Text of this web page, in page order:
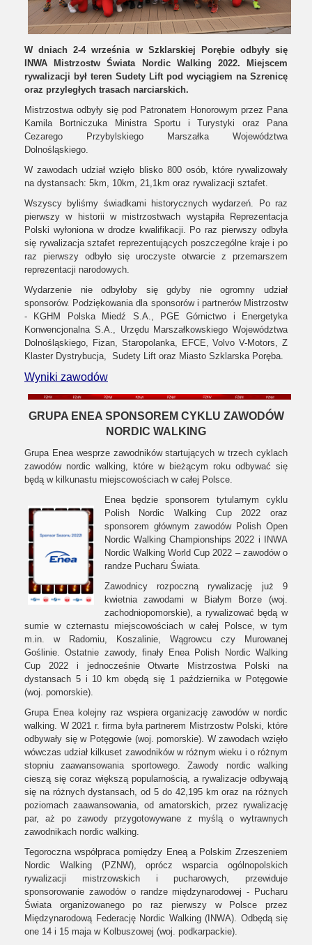
W dniach 2-4 września w Szklarskiej Porębie odbyły się
INWA Mistrzostw Świata Nordic Walking 2022. Miejscem
rywalizacji był teren Sudety Lift pod wyciągiem na Szrenicę
oraz przyległych trasach narciarskich.
Mistrzostwa odbyły się pod Patronatem Honorowym przez Pana
Kamila Bortniczuka Ministra Sportu i Turystyki oraz Pana
Cezarego Przybylskiego Marszałka Województwa
Dolnośląskiego.
W zawodach udział wzięło blisko 800 osób, które rywalizowały
na dystansach: 5km, 10km, 21,1km oraz rywalizacji sztafet.
Wszyscy byliśmy świadkami historycznych wydarzeń. Po raz
pierwszy w historii w mistrzostwach wystąpiła Reprezentacja
Polski wyłoniona w drodze kwalifikacji. Po raz pierwszy odbyła
się rywalizacja sztafet reprezentujących poszczególne kraje i po
raz pierwszy odbyło się uroczyste otwarcie z przemarszem
reprezentacji narodowych.
Wydarzenie nie odbyłoby się gdyby nie ogromny udział
sponsorów. Podziękowania dla sponsorów i partnerów Mistrzostw
- KGHM Polska Miedź S.A., PGE Górnictwo i Energetyka
Konwencjonalna S.A., Urzędu Marszałkowskiego Województwa
Dolnośląskiego, Fizan, Staropolanka, EFCE, Volvo V-Motors, Z
Klaster Dystrybucja, Sudety Lift oraz Miasto Szklarska Poręba.
Wyniki zawodów
GRUPA ENEA SPONSOREM CYKLU ZAWODÓW
NORDIC WALKING
Grupa Enea wesprze zawodników startujących w trzech cyklach
zawodów nordic walking, które w bieżącym roku odbywać się
będą w kilkunastu miejscowościach w całej Polsce.
Enea będzie sponsorem tytularnym cyklu
Polish Nordic Walking Cup 2022 oraz
sponsorem głównym zawodów Polish Open
Nordic Walking Championships 2022 i INWA
Nordic Walking World Cup 2022 – zawodów o
randze Pucharu Świata.
Zawodnicy rozpoczną rywalizację już 9
kwietnia zawodami w Białym Borze (woj.
zachodniopomorskie), a rywalizować będą w
sumie w czternastu miejscowościach w całej Polsce, w tym
m.in. w Radomiu, Koszalinie, Wągrowcu czy Murowanej
Goślinie. Ostatnie zawody, finały Enea Polish Nordic Walking
Cup 2022 i jednocześnie Otwarte Mistrzostwa Polski na
dystansach 5 i 10 km obędą się 1 października w Potęgowie
(woj. pomorskie).
Grupa Enea kolejny raz wspiera organizację zawodów w nordic
walking. W 2021 r. firma była partnerem Mistrzostw Polski, które
odbywały się w Potęgowie (woj. pomorskie). W zawodach wzięło
wówczas udział kilkuset zawodników w różnym wieku i o różnym
stopniu zaawansowania sportowego. Zawody nordic walking
cieszą się coraz większą popularnością, a rywalizacje odbywają
się na różnych dystansach, od 5 do 42,195 km oraz na różnych
poziomach zaawansowania, od amatorskich, przez rywalizację
par, aż po zawody przygotowywane z myślą o wytrawnych
zawodnikach nordic walking.
Tegoroczna współpraca pomiędzy Eneą a Polskim Zrzeszeniem
Nordic Walking (PZNW), oprócz wsparcia ogólnopolskich
rywalizacji mistrzowskich i pucharowych, przewiduje
sponsorowanie zawodów o randze międzynarodowej - Pucharu
Świata organizowanego po raz pierwszy w Polsce przez
Międzynarodową Federację Nordic Walking (INWA). Odbędą się
one 14 i 15 maja w Kolbuszowej (woj. podkarpackie).